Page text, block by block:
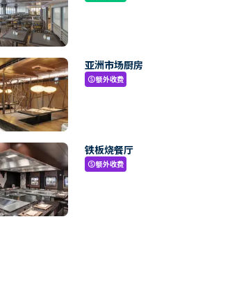
亚洲市场厨房
paid额外收费
铁板烧餐厅
paid额外收费